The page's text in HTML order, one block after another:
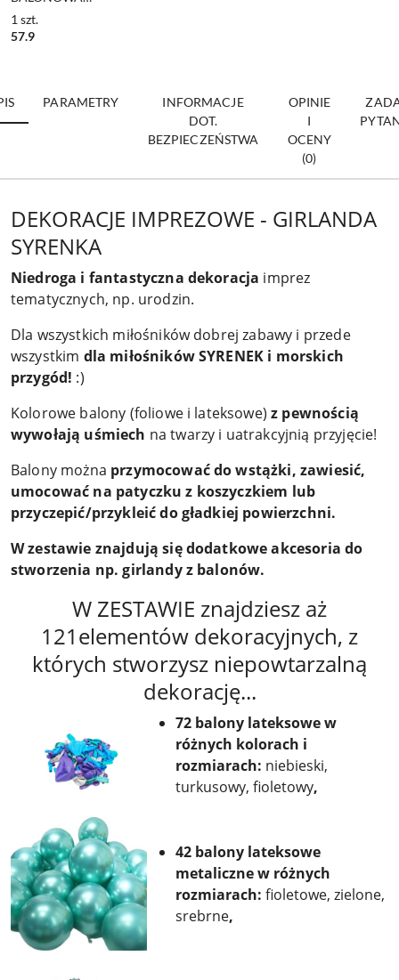
SYRENKA DUŻY
ZESTAW 121el.
1 szt.
57.9
PARAMETRY
INFORMACJE
DOT.
BEZPIECZEŃSTWA
OPINIE
I
OCENY
(0)
DEKORACJE IMPREZOWE - GIRLANDA
SYRENKA
Niedroga i fantastyczna dekoracja imprez
tematycznych, np. urodzin.
Dla wszystkich miłośników dobrej zabawy i przede
wszystkim dla miłośników SYRENEK i morskich
przygód! :)
Kolorowe balony (foliowe i lateksowe)z pewnością
wywołają uśmiech na twarzy i uatrakcyjnią przyjęcie!
Balony można przymocować do wstążki, zawiesić,
umocować na patyczku z koszyczkiem lub
przyczepić/przykleić do gładkiej powierzchni.
W zestawie znajdują się dodatkowe akcesoria do
stworzenia np. girlandy z balonów.
W ZESTAWIE znajdziesz aż
121elementów dekoracyjnych, z
których stworzysz niepowtarzalną
dekorację...
72 balony lateksowew
różnych kolorach i
rozmiarach: niebieski,
turkusowy, fioletowy,
42 balony lateksowe
metaliczne w różnych
rozmiarach: fioletowe, zielone,
srebrne,